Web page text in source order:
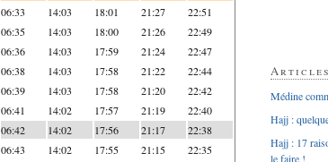
06:33 14:03 18:01 21:27 22:51
06:35 14:03 18:00 21:26 22:49
06:36 14:03 17:59 21:24 22:47
06:38 14:03 17:58 21:22 22:44
06:39 14:03 17:58 21:20 22:42
06:41 14:02 17:57 21:19 22:40
06:42 14:02 17:56 21:17 22:38
06:43 14:02 17:55 21:15 22:35
Médine
Hajj :
Hajj : 17
le faire !